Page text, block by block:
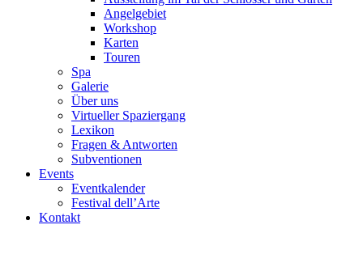
Angelgebiet
Workshop
Karten
Touren
Spa
Galerie
Über uns
Virtueller Spaziergang
Lexikon
Fragen & Antworten
Subventionen
Events
Eventkalender
Festival dell’Arte
Kontakt